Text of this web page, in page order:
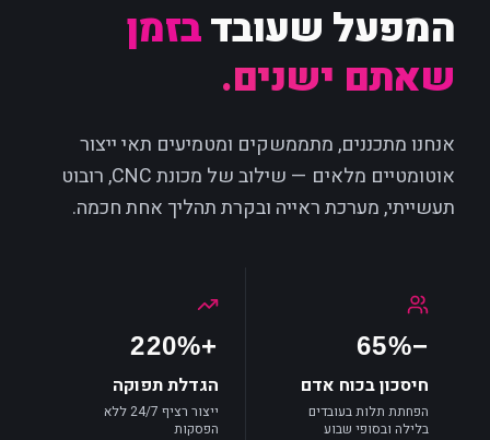
המפעל שעובדבזמן
שאתם ישנים.
אנחנו מתכננים, מתממשקים ומטמיעים תאי ייצור
אוטומטיים מלאים — שילוב של מכונת CNC, רובוט
תעשייתי, מערכת ראייה ובקרת תהליך אחת חכמה.
−65%
חיסכון בכוח אדם
הפחתת תלות בעובדים
בלילה ובסופי שבוע
+220%
הגדלת תפוקה
ייצור רציף 24/7 ללא
הפסקות